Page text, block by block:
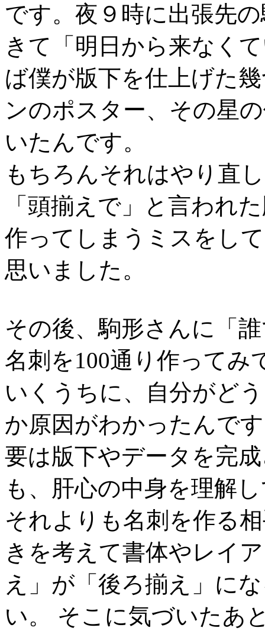
です。夜９時に出張先
きて「明日から来なく
ば僕が版下を仕上げた
ンのポスター、その星
いたんです。
もちろんそれはやり直
「頭揃えで」と言われ
作ってしまうミスをし
思いました。
その後、駒形さんに「
名刺を100通り作ってみ
いくうちに、自分がど
か原因がわかったんで
要は版下やデータを完
も、肝心の中身を理解
それよりも名刺を作る
きを考えて書体やレイ
え」が「後ろ揃え」に
い。 そこに気づいたあ